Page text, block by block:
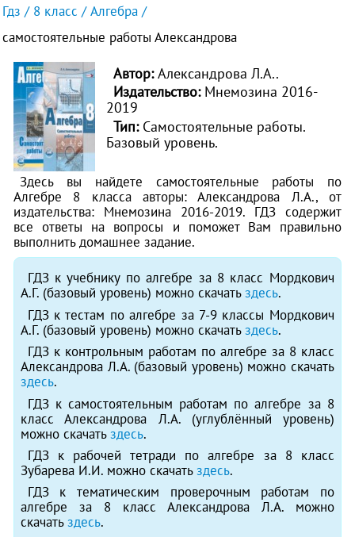
Гдз 8 класс
Алгебра
самостоятельные работы Александрова
Автор:Александрова Л.А..
Издательство: Мнемозина 2016-
2019
Тип:Самостоятельные работы.
Базовый уровень.
Здесь вы найдете самостоятельные работы по
Алгебре 8 класса авторы: Александрова Л.А., от
издательства: Мнемозина 2016-2019. ГДЗ содержит
все ответы на вопросы и поможет Вам правильно
выполнить домашнее задание.
ГДЗ к учебнику по алгебре за 8 класс Мордкович
А.Г. (базовый уровень) можно скачатьздесь.
ГДЗ к тестам по алгебре за 7-9 классы Мордкович
А.Г. (базовый уровень) можно скачатьздесь.
ГДЗ к контрольным работам по алгебре за 8 класс
Александрова Л.А. (базовый уровень) можно скачать
здесь.
ГДЗ к самостоятельным работам по алгебре за 8
класс Александрова Л.А. (углублённый уровень)
можно скачатьздесь.
ГДЗ к рабочей тетради по алгебре за 8 класс
Зубарева И.И. можно скачатьздесь.
ГДЗ к тематическим проверочным работам по
алгебре за 8 класс Александрова Л.А. можно
скачатьздесь.